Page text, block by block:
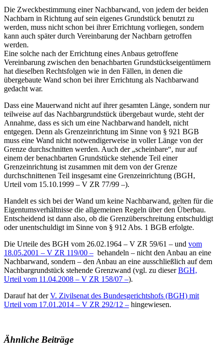
Die Zweckbestimmung einer Nachbarwand, von jedem der beiden
Nachbarn in Richtung auf sein eigenes Grundstück benutzt zu
werden, muss nicht schon bei ihrer Errichtung vorliegen, sondern
kann auch später durch Vereinbarung der Nachbarn getroffen
werden.
Eine solche nach der Errichtung eines Anbaus getroffene
Vereinbarung zwischen den benachbarten Grundstückseigentümern
hat dieselben Rechtsfolgen wie in den Fällen, in denen die
übergebaute Wand schon bei ihrer Errichtung als Nachbarwand
gedacht war.
Dass eine Mauerwand nicht auf ihrer gesamten Länge, sondern nur
teilweise auf das Nachbargrundstück übergebaut wurde, steht der
Annahme, dass es sich um eine Nachbarwand handelt, nicht
entgegen. Denn als Grenzeinrichtung im Sinne von § 921 BGB
muss eine Wand nicht notwendigerweise in voller Länge von der
Grenze durchschnitten werden. Auch der „scheinbare“, nur auf
einem der benachbarten Grundstücke stehende Teil einer
Grenzeinrichtung ist zusammen mit dem von der Grenze
durchschnittenen Teil insgesamt eine Grenzeinrichtung (BGH,
Urteil vom 15.10.1999 – V ZR 77/99 –).
Handelt es sich bei der Wand um keine Nachbarwand, gelten für die
Eigentumsverhältnisse die allgemeinen Regeln über den Überbau.
Entscheidend ist dann also, ob die Grenzüberschreitung entschuldigt
oder unentschuldigt im Sinne von § 912 Abs. 1 BGB erfolgte.
Die Urteile des BGH vom 26.02.1964 – V ZR 59/61 – und vom
18.05.2001 – V ZR 119/00 – behandeln – nicht den Anbau an eine
Nachbarwand, sondern – den Anbau an eine ausschließlich auf dem
Nachbargrundstück stehende Grenzwand (vgl. zu dieserBGH,
Urteil vom 11.04.2008 – V ZR 158/07 –).
Darauf hat derV. Zivilsenat des Bundesgerichtshofs (BGH) mit
Urteil vom 17.01.2014 – V ZR 292/12 – hingewiesen.
Ähnliche Beiträge